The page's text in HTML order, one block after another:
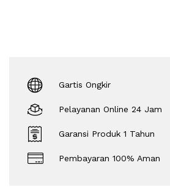
Gartis Ongkir
Pelayanan Online 24 Jam
Garansi Produk 1 Tahun
Pembayaran 100% Aman